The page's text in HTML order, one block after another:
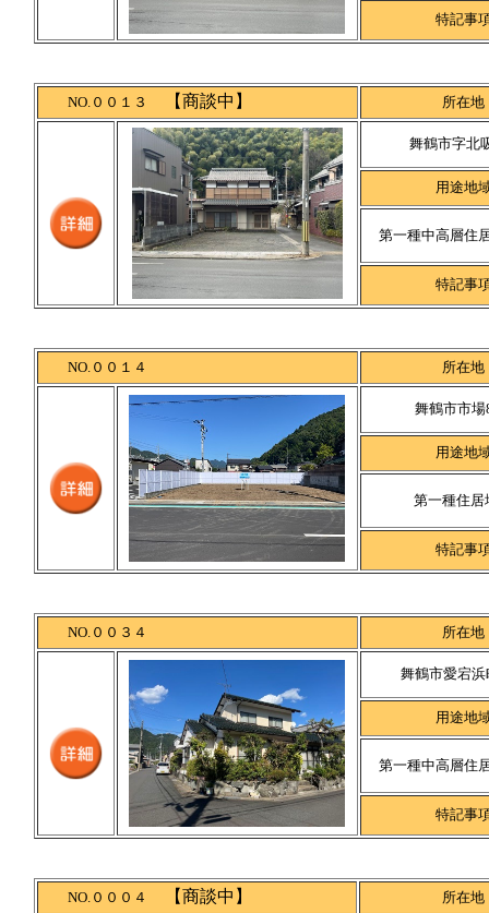
特記事
NO.００１３ 【商談中】 所在地
舞鶴市字北
用途地
第一種中高層住
特記事
NO.００１４ 所在地
舞鶴市市場
用途地
第一種住居
特記事
NO.００３４ 所在地
舞鶴市愛宕浜
用途地
第一種中高層住
特記事
NO.０００４ 【商談中】 所在地